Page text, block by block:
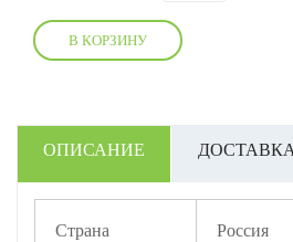
В КОРЗИНУ
ОПИСАНИЕ ДОСТАВКА
Страна Россия